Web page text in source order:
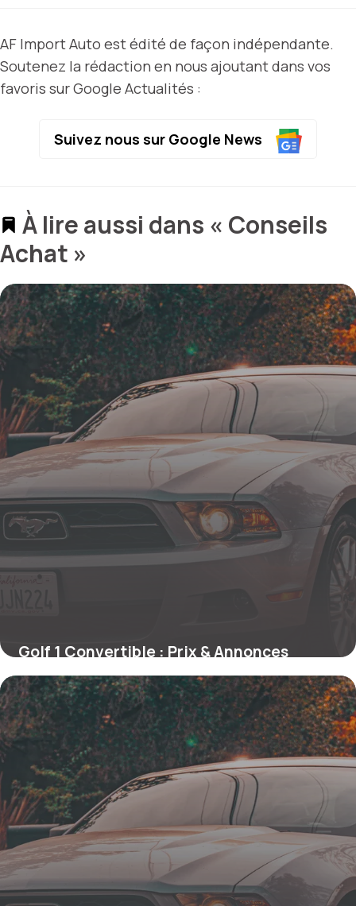
AF Import Auto est édité de façon indépendante.
Soutenez la rédaction en nous ajoutant dans vos
favoris sur Google Actualités :
Suivez nous sur Google News
À lire aussi dans « Conseils
Achat »
Golf 1 Convertible : Prix & Annonces
27 mai 2026